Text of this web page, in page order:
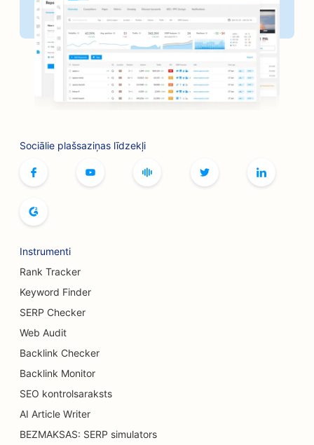
SEO bankām
SEO maiznīcām
SEO frizētavām
SEO veikaliem
SEO galda spēļu kafejnīcām
SEO alus darītavām
SEO krūšu palielināšanas pakalpojumiem
SEO bufetes restorāniem
SEO burgeru kravas automašīnām
SEO kafejnīcām
SEO kūku veikaliem
Sociālie plašsaziņas līdzekļi
Instrumenti
Rank Tracker
Keyword Finder
SERP Checker
Web Audit
Backlink Checker
Backlink Monitor
SEO kontrolsaraksts
AI Article Writer
BEZMAKSAS: SERP simulators